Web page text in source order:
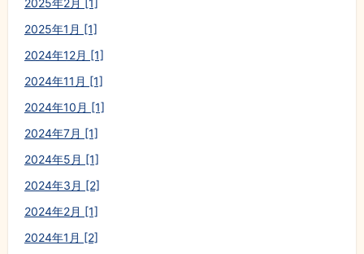
2025年2月 [1]
2025年1月 [1]
2024年12月 [1]
2024年11月 [1]
2024年10月 [1]
2024年7月 [1]
2024年5月 [1]
2024年3月 [2]
2024年2月 [1]
2024年1月 [2]